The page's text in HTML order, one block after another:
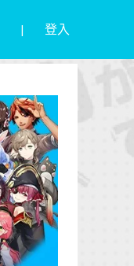
登入